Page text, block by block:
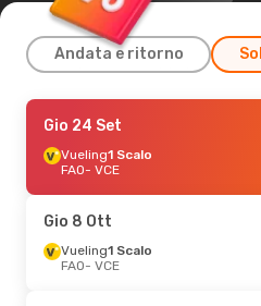
Andata e ritorno
Gio 24 Set
Vueling1 Scalo
FAO- VCE
VCE- FAO
Gio 24 Set
Vueling1 Scalo
FAO- VCE
Gio 8 Ott
Vueling1 Scalo
FAO- VCE